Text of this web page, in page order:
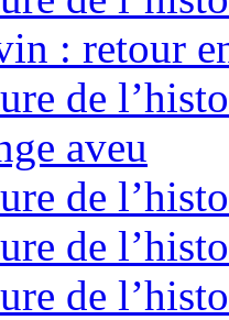
: retour
de
aveu
de
de
de